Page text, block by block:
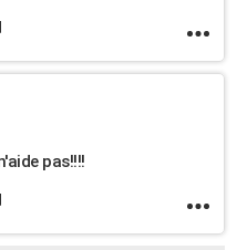
pas!!!!